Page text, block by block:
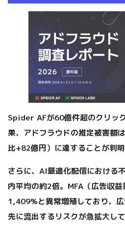
Spider AFが60億件超のクリッ
果、アドフラウドの推定被害額
比+82億円）に達することが判明
さらに、AI最適化配信における
内平均の約2倍。MFA（広告収
1,409%と異常増殖しており、
先に流出するリスクが急拡大して